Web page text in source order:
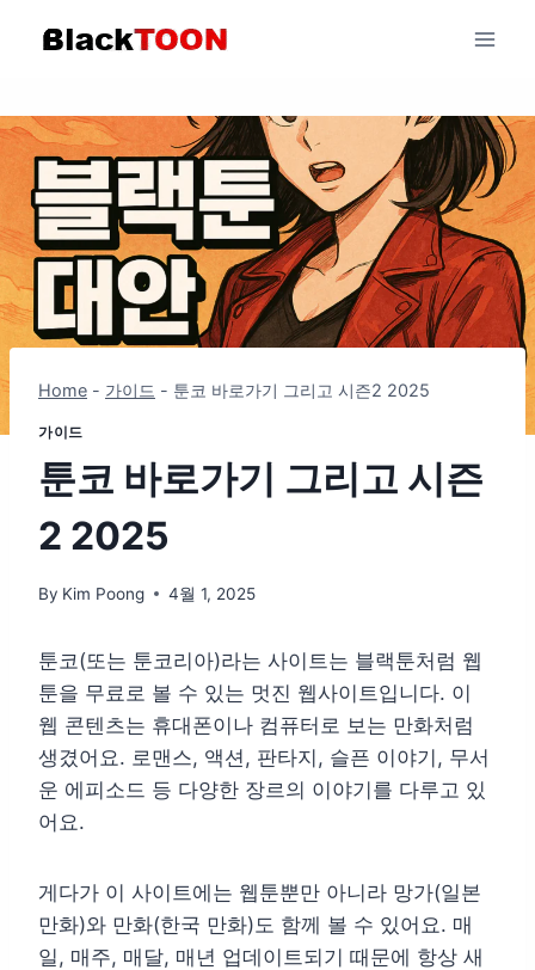
Home - 가이드 - 툰코 바로가기 그리고 시즌2 2025
가이드
툰코 바로가기 그리고 시즌
2 2025
By Kim Poong 4월 1, 2025
툰코(또는 툰코리아)라는 사이트는 블랙툰처럼 웹
툰을 무료로 볼 수 있는 멋진 웹사이트입니다. 이
웹 콘텐츠는 휴대폰이나 컴퓨터로 보는 만화처럼
생겼어요. 로맨스, 액션, 판타지, 슬픈 이야기, 무서
운 에피소드 등 다양한 장르의 이야기를 다루고 있
어요.
게다가 이 사이트에는 웹툰뿐만 아니라 망가(일본
만화)와 만화(한국 만화)도 함께 볼 수 있어요. 매
일, 매주, 매달, 매년 업데이트되기 때문에 항상 새